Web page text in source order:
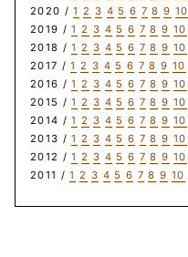
2020 /1 2 3 4 5 6 7 8 9 10
2019 /1 2 3 4 5 6 7 8 9 10
2018 /1 2 3 4 5 6 7 8 9 10
2017 /1 2 3 4 5 6 7 8 9 10
2016 /1 2 3 4 5 6 7 8 9 10
2015 /1 2 3 4 5 6 7 8 9 10
2014 /1 2 3 4 5 6 7 8 9 10
2013 /1 2 3 4 5 6 7 8 9 10
2012 /1 2 3 4 5 6 7 8 9 10
2011 /1 2 3 4 5 6 7 8 9 10